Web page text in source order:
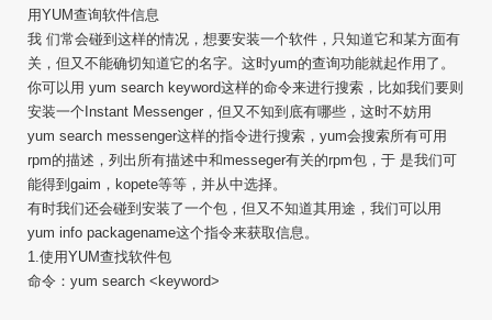
用YUM查询软件信息
我 们常会碰到这样的情况，想要安装一个软件，只知道它和某方面有
关，但又不能确切知道它的名字。这时yum的查询功能就起作用了。
你可以用 yum search keyword这样的命令来进行搜索，比如我们要则
安装一个Instant Messenger，但又不知到底有哪些，这时不妨用
yum search messenger这样的指令进行搜索，yum会搜索所有可用
rpm的描述，列出所有描述中和messeger有关的rpm包，于 是我们可
能得到gaim，kopete等等，并从中选择。
有时我们还会碰到安装了一个包，但又不知道其用途，我们可以用
yum info packagename这个指令来获取信息。
1.使用YUM查找软件包
命令：yum search <keyword>